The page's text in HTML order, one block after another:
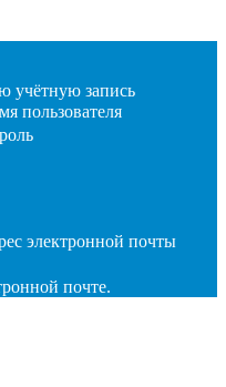
учётную запись
пользователя
электронной почты
почте.